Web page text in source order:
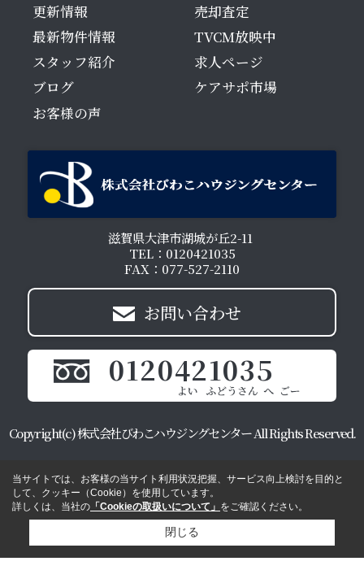
更新情報
最新物件情報
スタッフ紹介
ブログ
お客様の声
売却査定
TVCM放映中
求人ページ
ケアサポ市場
滋賀県大津市湖城が丘2-11
TEL：0120421035
FAX：077-527-2110
お問い合わせ
0120421035
Copyright(c) 株式会社びわこハウジングセンター All Rights Reserved.
当サイトでは、お客様の当サイト利用状況把握、サービス向上検討を目的と
して、クッキー（Cookie）を使用しています。
詳しくは、当社の 「Cookieの取扱いについて」 をご確認ください。
閉じる